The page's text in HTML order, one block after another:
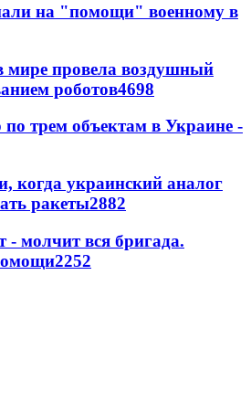
на "помощи" военному в
мире провела воздушный
роботов4698
трем объектам в Украине -
когда украинский аналог
ракеты2882
- молчит вся бригада.
2252